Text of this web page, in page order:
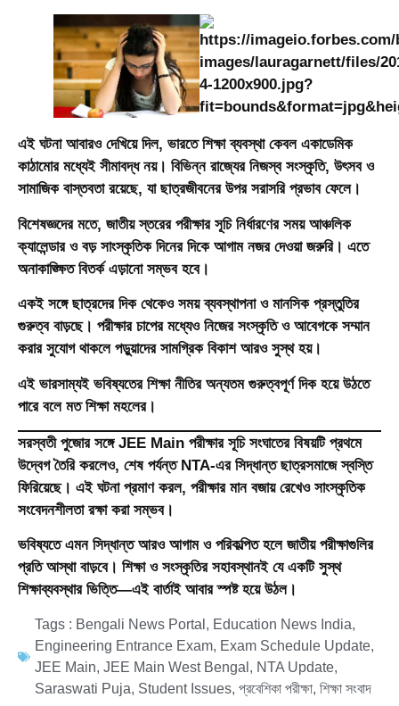
এই ঘটনা আবারও দেখিয়ে দিল, ভারতে শিক্ষা ব্যবস্থা কেবল একাডেমিক
কাঠামোর মধ্যেই সীমাবদ্ধ নয়। বিভিন্ন রাজ্যের নিজস্ব সংস্কৃতি, উৎসব ও
সামাজিক বাস্তবতা রয়েছে, যা ছাত্রজীবনের উপর সরাসরি প্রভাব ফেলে।
বিশেষজ্ঞদের মতে, জাতীয় স্তরের পরীক্ষার সূচি নির্ধারণের সময় আঞ্চলিক
ক্যালেন্ডার ও বড় সাংস্কৃতিক দিনের দিকে আগাম নজর দেওয়া জরুরি। এতে
অনাকাঙ্ক্ষিত বিতর্ক এড়ানো সম্ভব হবে।
একই সঙ্গে ছাত্রদের দিক থেকেও সময় ব্যবস্থাপনা ও মানসিক প্রস্তুতির
গুরুত্ব বাড়ছে। পরীক্ষার চাপের মধ্যেও নিজের সংস্কৃতি ও আবেগকে সম্মান
করার সুযোগ থাকলে পড়ুয়াদের সামগ্রিক বিকাশ আরও সুস্থ হয়।
এই ভারসাম্যই ভবিষ্যতের শিক্ষা নীতির অন্যতম গুরুত্বপূর্ণ দিক হয়ে উঠতে
পারে বলে মত শিক্ষা মহলের।
সরস্বতী পুজোর সঙ্গে JEE Main পরীক্ষার সূচি সংঘাতের বিষয়টি প্রথমে
উদ্বেগ তৈরি করলেও, শেষ পর্যন্ত NTA-এর সিদ্ধান্ত ছাত্রসমাজে স্বস্তি
ফিরিয়েছে। এই ঘটনা প্রমাণ করল, পরীক্ষার মান বজায় রেখেও সাংস্কৃতিক
সংবেদনশীলতা রক্ষা করা সম্ভব।
ভবিষ্যতে এমন সিদ্ধান্ত আরও আগাম ও পরিকল্পিত হলে জাতীয় পরীক্ষাগুলির
প্রতি আস্থা বাড়বে। শিক্ষা ও সংস্কৃতির সহাবস্থানই যে একটি সুস্থ
শিক্ষাব্যবস্থার ভিত্তি—এই বার্তাই আবার স্পষ্ট হয়ে উঠল।
Tags : Bengali News Portal , Education News India,
Engineering Entrance Exam, Exam Schedule Update,
JEE Main, JEE Main West Bengal , NTA Update,
Saraswati Puja, Student Issues, প্রবেশিকা পরীক্ষা, শিক্ষা সংবাদ